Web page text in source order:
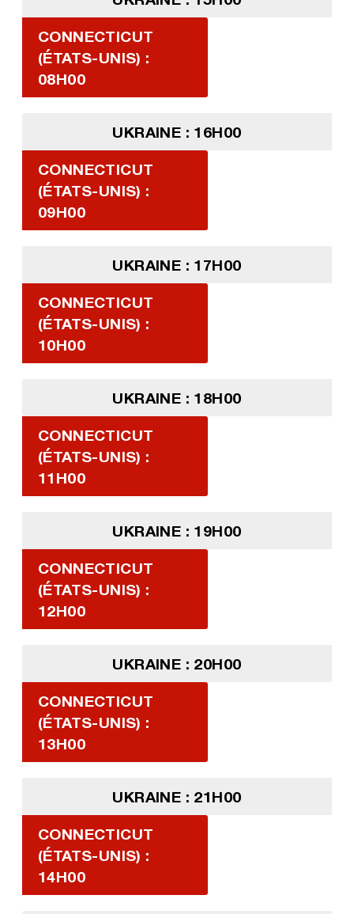
CONNECTICUT
(ÉTATS-UNIS) :
08H00
UKRAINE : 16H00
CONNECTICUT
(ÉTATS-UNIS) :
09H00
UKRAINE : 17H00
CONNECTICUT
(ÉTATS-UNIS) :
10H00
UKRAINE : 18H00
CONNECTICUT
(ÉTATS-UNIS) :
11H00
UKRAINE : 19H00
CONNECTICUT
(ÉTATS-UNIS) :
12H00
UKRAINE : 20H00
CONNECTICUT
(ÉTATS-UNIS) :
13H00
UKRAINE : 21H00
CONNECTICUT
(ÉTATS-UNIS) :
14H00